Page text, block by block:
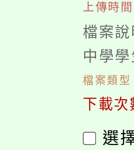
上傳時
檔案
中學
檔案類
下載次
選